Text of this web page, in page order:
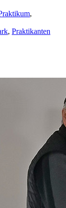
,
, Praktikanten